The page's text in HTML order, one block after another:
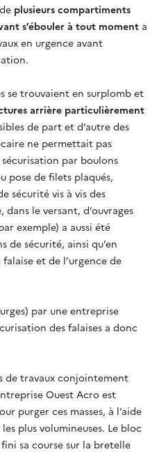
plusieurs compartiments
s’ébouler à tout moment a
en urgence avant
se trouvaient en surplomb et
arrière particulièrement
de part et d’autre des
ne permettait pas
sécurisation par boulons
pose de filets plaqués,
sécurité vis à vis des
le versant, d’ouvrages
exemple) a aussi été
de sécurité, ainsi qu’en
et de l’urgence de
par une entreprise
des falaises a donc
de travaux conjointement
Ouest Acro est
purger ces masses, à l’aide
plus volumineuses. Le bloc
fini sa course sur la bretelle